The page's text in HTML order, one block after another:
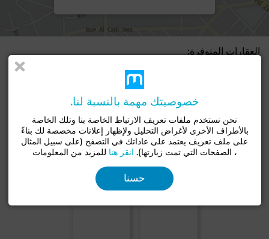
العقارات المتوفرة:
345,900
د.ت
362,500 د.ت
2 غرف, 137 م²
خصوصيتك مهمة بالنسبة لنا.
نحن نستخدم ملفات تعريف الارتباط الخاصة بنا وتلك الخاصة
بالأطراف الأخرى لأغراض التحليل ولإظهار إعلانات مخصصة لك بناءً
على ملف تعريف يعتمد على عاداتك في التصفح (على سبيل المثال
، الصفحات التي تمت زيارتها). انقر هنا للمزيد من المعلومات
حسنا